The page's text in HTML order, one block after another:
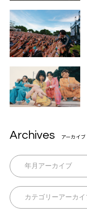
Archives アーカイブ